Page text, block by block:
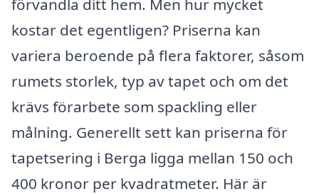
förvandla ditt hem. Men hur mycket
kostar det egentligen? Priserna kan
variera beroende på flera faktorer, såsom
rumets storlek, typ av tapet och om det
krävs förarbete som spackling eller
målning. Generellt sett kan priserna för
tapetsering i Berga ligga mellan 150 och
400 kronor per kvadratmeter. Här är